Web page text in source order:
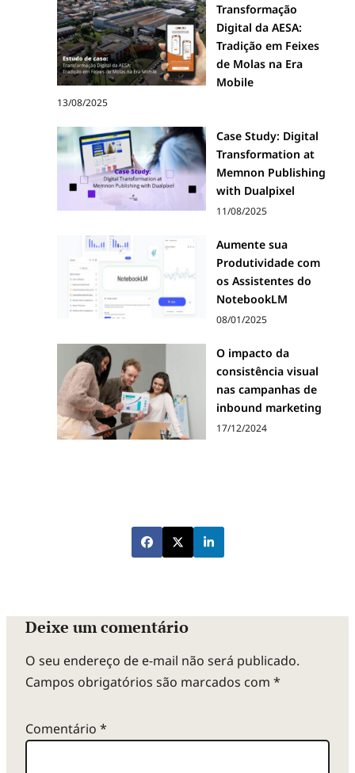
Transformação
Digital da AESA:
Tradição em Feixes
de Molas na Era
Mobile
13/08/2025
Case Study: Digital
Transformation at
Memnon Publishing
with Dualpixel
11/08/2025
Aumente sua
Produtividade com
os Assistentes do
NotebookLM
08/01/2025
O impacto da
consistência visual
nas campanhas de
inbound marketing
17/12/2024
Deixe um comentário
O seu endereço de e-mail não será publicado.
Campos obrigatórios são marcados com *
Comentário *